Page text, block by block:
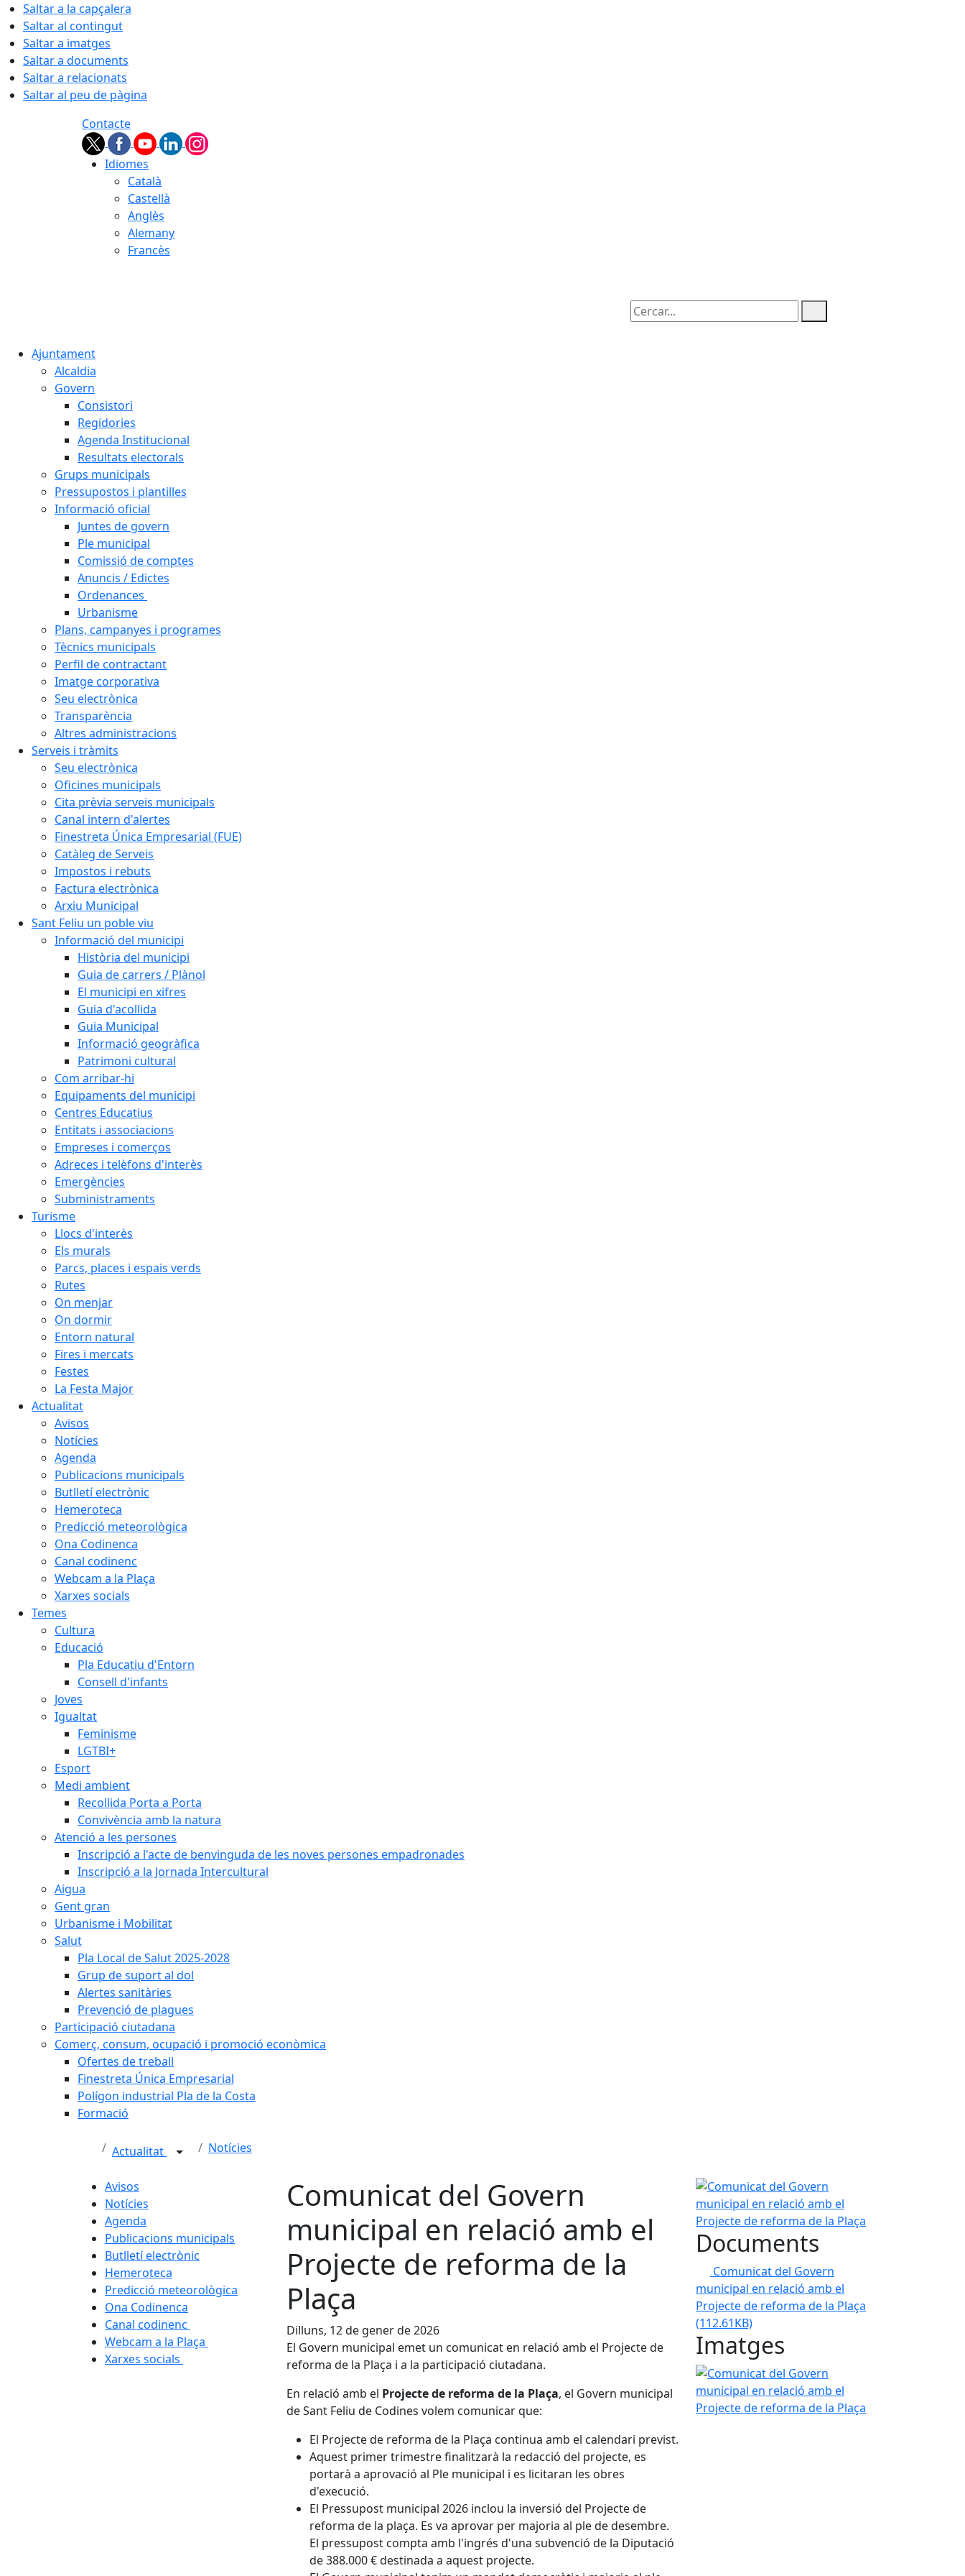
Saltar a la capçalera
Saltar al contingut
Saltar a imatges
Saltar a documents
Saltar a relacionats
Saltar al peu de pàgina
Contacte
Idiomes
Català
Castellà
Anglès
Alemany
Francès
Cercar:
Ajuntament
Alcaldia
Govern
Consistori
Regidories
Agenda Institucional
Resultats electorals
Grups municipals
Pressupostos i plantilles
Informació oficial
Juntes de govern
Ple municipal
Comissió de comptes
Anuncis / Edictes
Ordenances
Urbanisme
Plans, campanyes i programes
Tècnics municipals
Perfil de contractant
Imatge corporativa
Seu electrònica
Transparència
Altres administracions
Serveis i tràmits
Seu electrònica
Oficines municipals
Cita prèvia serveis municipals
Canal intern d'alertes
Finestreta Única Empresarial (FUE)
Catàleg de Serveis
Impostos i rebuts
Factura electrònica
Arxiu Municipal
Sant Feliu un poble viu
Informació del municipi
Història del municipi
Guia de carrers / Plànol
El municipi en xifres
Guia d'acollida
Guia Municipal
Informació geogràfica
Patrimoni cultural
Com arribar-hi
Equipaments del municipi
Centres Educatius
Entitats i associacions
Empreses i comerços
Adreces i telèfons d'interès
Emergències
Subministraments
Turisme
Llocs d'interès
Els murals
Parcs, places i espais verds
Rutes
On menjar
On dormir
Entorn natural
Fires i mercats
Festes
La Festa Major
Actualitat
Avisos
Notícies
Agenda
Publicacions municipals
Butlletí electrònic
Hemeroteca
Predicció meteorològica
Ona Codinenca
Canal codinenc
Webcam a la Plaça
Xarxes socials
Temes
Cultura
Educació
Pla Educatiu d'Entorn
Consell d'infants
Joves
Igualtat
Feminisme
LGTBI+
Esport
Medi ambient
Recollida Porta a Porta
Convivència amb la natura
Atenció a les persones
Inscripció a l'acte de benvinguda de les noves persones empadronades
Inscripció a la Jornada Intercultural
Aigua
Gent gran
Urbanisme i Mobilitat
Salut
Pla Local de Salut 2025-2028
Grup de suport al dol
Alertes sanitàries
Prevenció de plagues
Participació ciutadana
Comerç, consum, ocupació i promoció econòmica
Ofertes de treball
Finestreta Única Empresarial
Polígon industrial Pla de la Costa
Formació
Actualitat Notícies
Avisos
Notícies
Agenda
Publicacions municipals
Butlletí electrònic
Hemeroteca
Predicció meteorològica
Ona Codinenca
Canal codinenc
Webcam a la Plaça
Xarxes socials
Comunicat del Govern
municipal en relació amb el
Projecte de reforma de la
Plaça
Dilluns, 12 de gener de 2026
El Govern municipal emet un comunicat en relació amb el Projecte de
reforma de la Plaça i a la participació ciutadana.
En relació amb el Projecte de reforma de la Plaça, el Govern municipal
de Sant Feliu de Codines volem comunicar que:
El Projecte de reforma de la Plaça continua amb el calendari previst.
Aquest primer trimestre finalitzarà la redacció del projecte, es
portarà a aprovació al Ple municipal i es licitaran les obres
d'execució.
El Pressupost municipal 2026 inclou la inversió del Projecte de
reforma de la plaça. Es va aprovar per majoria al ple de desembre.
El pressupost compta amb l'ingrés d'una subvenció de la Diputació
de 388.000 € destinada a aquest projecte.
Comunicat del Govern municipal en relació amb
Documents
Comunicat del Govern
municipal en relació amb el
Projecte de reforma de la Plaça
(112.61KB)
Imatges
Comunicat del Govern municipal en relació amb